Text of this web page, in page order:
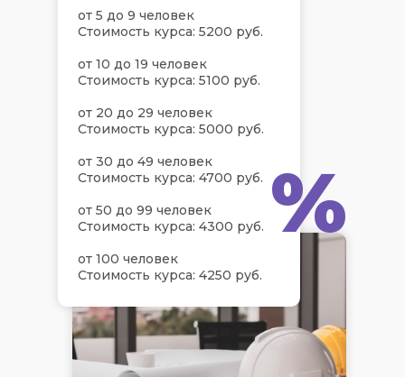
от 5 до 9 человек
Стоимость курса: 5200 руб.
от 10 до 19 человек
Стоимость курса: 5100 руб.
от 20 до 29 человек
Стоимость курса: 5000 руб.
от 30 до 49 человек
Стоимость курса: 4700 руб.
от 50 до 99 человек
Стоимость курса: 4300 руб.
от 100 человек
Стоимость курса: 4250 руб.
%